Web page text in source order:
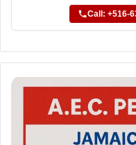
Call: +516-